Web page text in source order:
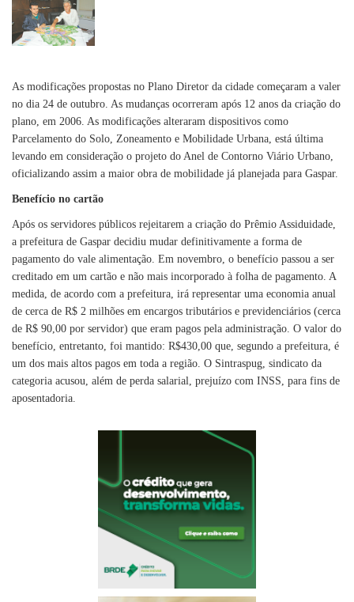
As modificações propostas no Plano Diretor da cidade começaram a valer
no dia 24 de outubro. As mudanças ocorreram após 12 anos da criação do
plano, em 2006. As modificações alteraram dispositivos como
Parcelamento do Solo, Zoneamento e Mobilidade Urbana, está última
levando em consideração o projeto do Anel de Contorno Viário Urbano,
oficializando assim a maior obra de mobilidade já planejada para Gaspar.
Benefício no cartão
Após os servidores públicos rejeitarem a criação do Prêmio Assiduidade,
a prefeitura de Gaspar decidiu mudar definitivamente a forma de
pagamento do vale alimentação. Em novembro, o benefício passou a ser
creditado em um cartão e não mais incorporado à folha de pagamento. A
medida, de acordo com a prefeitura, irá representar uma economia anual
de cerca de R$ 2 milhões em encargos tributários e previdenciários (cerca
de R$ 90,00 por servidor) que eram pagos pela administração. O valor do
benefício, entretanto, foi mantido: R$430,00 que, segundo a prefeitura, é
um dos mais altos pagos em toda a região. O Sintraspug, sindicato da
categoria acusou, além de perda salarial, prejuízo com INSS, para fins de
aposentadoria.